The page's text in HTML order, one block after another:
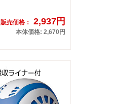
販売価格： 2,937円
本体価格: 2,670円